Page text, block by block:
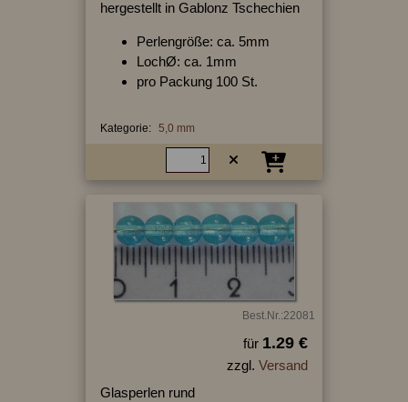
hergestellt in Gablonz Tschechien
Perlengröße: ca. 5mm
LochØ: ca. 1mm
pro Packung 100 St.
Kategorie: 5,0 mm
Best.Nr.:22081
für 1.29 €
zzgl. Versand
Glasperlen rund